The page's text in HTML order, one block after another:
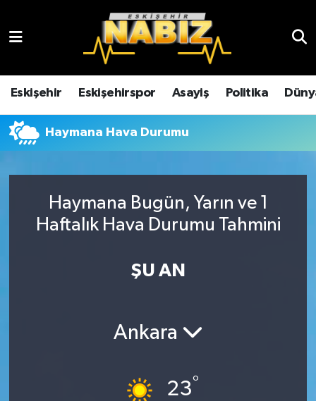
Eskişehir Eskişehirspor Asayiş Politika
Haymana Hava Durumu
Haymana Bugün, Yarın ve 1
Haftalık Hava Durumu Tahmini
ŞU AN
Ankara
23°
Çevre
Dünya
Ekonomi
Eskişehir
Eskişehir Hava Durumu
Eskişehir Trafik Yoğunluk Haritası
TFF 3.Lig 4.Grup Puan Durumu ve Fikstür
Son Dakika Haberleri
Haber Arşivi